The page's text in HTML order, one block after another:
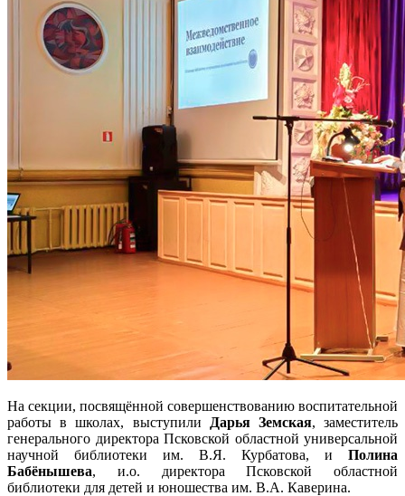
На секции, посвящённой совершенствованию воспитательной
работы в школах, выступили
Дарья Земская, заместитель
генерального директора Псковской областной универсальной
научной библиотеки им. В.Я. Курбатова, и Полина
Бабёнышева, и.о. директора Псковской областной
библиотеки для детей и юношества им. В.А. Каверина.